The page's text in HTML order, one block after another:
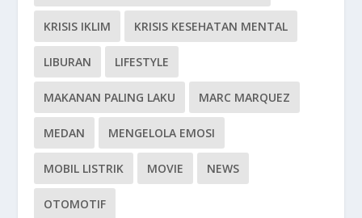
KRISIS IKLIM KRISIS KESEHATAN MENTAL
LIBURAN LIFESTYLE
MAKANAN PALING LAKU MARC MARQUEZ
MEDAN MENGELOLA EMOSI
MOBIL LISTRIK MOVIE NEWS
OTOMOTIF